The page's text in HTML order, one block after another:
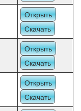
Открыть
Скачать
Открыть
Скачать
Открыть
Скачать